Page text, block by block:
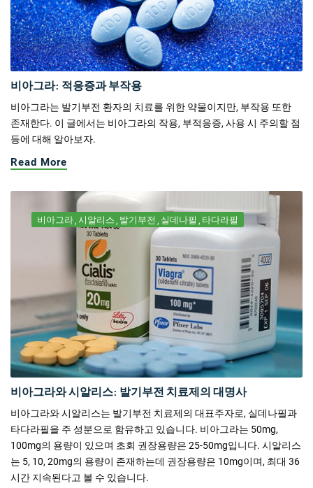
비아그라: 적응증과 부작용
비아그라는 발기부전 환자의 치료를 위한 약물이지만, 부작용 또한
존재한다. 이 글에서는 비아그라의 작용, 부적응증, 사용 시 주의할 점
등에 대해 알아보자.
Read More
비아그라 시알리스 발기부전 실데나필 타다라필
비아그라와 시알리스: 발기부전 치료제의 대명사
비아그라와 시알리스는 발기부전 치료제의 대표주자로, 실데나필과
타다라필을 주 성분으로 함유하고 있습니다. 비아그라는 50mg,
100mg의 용량이 있으며 초회 권장용량은 25-50mg입니다. 시알리스
는 5, 10, 20mg의 용량이 존재하는데 권장용량은 10mg이며, 최대 36
시간 지속된다고 볼 수 있습니다.